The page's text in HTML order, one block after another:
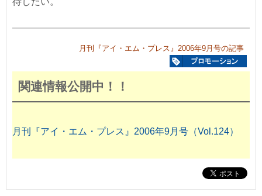
月刊『アイ・エム・プレス』2006年9月号の記事
関連情報公開中！！
月刊『アイ・エム・プレス』2006年9月号（Vol.124）